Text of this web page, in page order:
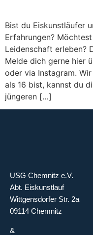
Bist du Eiskunstläufer
Erfahrungen?
Leidenschaft erleben?
Melde dich gerne hier
oder via Instagram.
als 16 bist, kannst du
jüngeren […]
USG Chemnitz e.V.
Abt. Eiskunstlauf
Wittgensdorfer Str. 2a
09114 Chemnitz
&